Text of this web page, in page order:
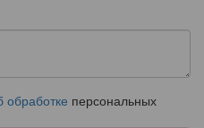
персональных